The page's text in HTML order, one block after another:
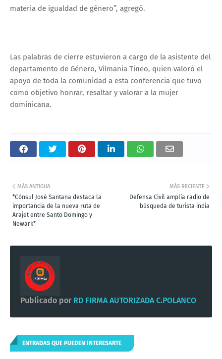
materia de igualdad de género”, agregó.
Las palabras de cierre estuvieron a cargo de la asistente del
departamento de Género, Vilmania Tineo, quien valoró el
apoyo de toda la comunidad a esta conferencia que tuvo
como objetivo honrar, resaltar y valorar a la mujer
dominicana.
MÁS RECIENTE
Defensa Civil amplía radio de
búsqueda de turista india
MÁS ANTIGUA
*Cónsul José Santana destaca la
importancia de la nueva ruta de
Arajet entre Santo Domingo y
Newark*
Publicado por RD FIRMA AUTORIZADA C.POLANCO
ENTRADAS QUE PUEDEN INTERESARTE